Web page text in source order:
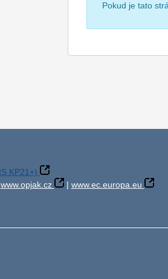
Pokud je tato
KP21+)
www.opjak.cz | www.ec.europa.eu